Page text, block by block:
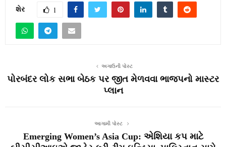
શેર 1
અગાઉની પોસ્ટ
પોરબંદર લોક સભા બેઠક પર જીત મેળવવા ભાજપનો માસ્ટર
પ્લાન
આગામી પોસ્ટ
Emerging Women’s Asia Cup: એશિયા કપ માટે